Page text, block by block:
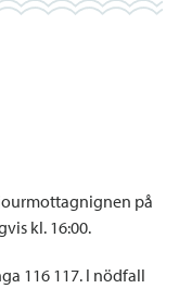
på
kl. 16:00.
116 117. I nödfall